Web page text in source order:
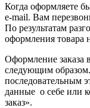
Когда оформляете
e-mail. Вам
По результатам
оформления товара
Оформление заказа
следующим
последовательным
данные о себе или
заказ».